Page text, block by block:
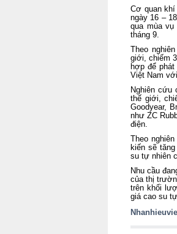
Cơ quan
ngày 16 –
qua mùa
tháng 9.
Theo
giới, chiếm
hợp để
Việt Nam
Nghiên cứu
thế giới,
Goodyear,
như ZC
điện.
Theo
kiến sẽ
su tự nhiên
Nhu cầu
của thị
trên khối
giá cao su